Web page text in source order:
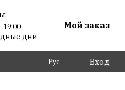
дни
Мой заказ
Рус Вход